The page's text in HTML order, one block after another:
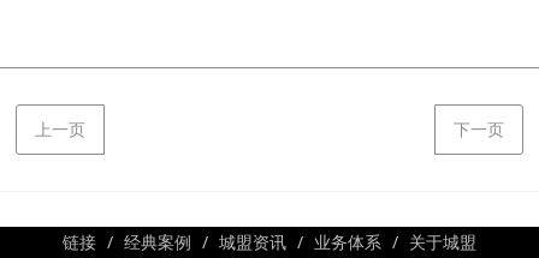
上一页 下一页
链接 经典案例 城盟资讯 业务体系 关于城盟